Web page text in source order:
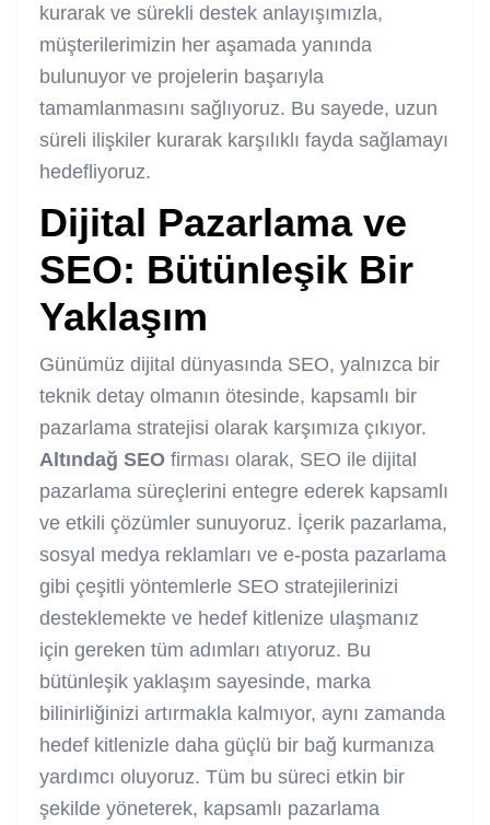
kurarak ve sürekli destek anlayışımızla,
müşterilerimizin her aşamada yanında
bulunuyor ve projelerin başarıyla
tamamlanmasını sağlıyoruz. Bu sayede, uzun
süreli ilişkiler kurarak karşılıklı fayda sağlamayı
hedefliyoruz.
Dijital Pazarlama ve
SEO: Bütünleşik Bir
Yaklaşım
Günümüz dijital dünyasında SEO, yalnızca bir
teknik detay olmanın ötesinde, kapsamlı bir
pazarlama stratejisi olarak karşımıza çıkıyor.
Altındağ SEO firması olarak, SEO ile dijital
pazarlama süreçlerini entegre ederek kapsamlı
ve etkili çözümler sunuyoruz. İçerik pazarlama,
sosyal medya reklamları ve e-posta pazarlama
gibi çeşitli yöntemlerle SEO stratejilerinizi
desteklemekte ve hedef kitlenize ulaşmanız
için gereken tüm adımları atıyoruz. Bu
bütünleşik yaklaşım sayesinde, marka
bilinirliğinizi artırmakla kalmıyor, aynı zamanda
hedef kitlenizle daha güçlü bir bağ kurmanıza
yardımcı oluyoruz. Tüm bu süreci etkin bir
şekilde yöneterek, kapsamlı pazarlama